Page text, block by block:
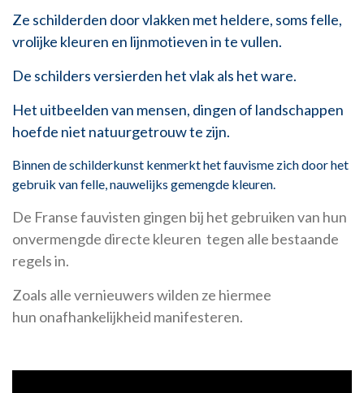
Ze schilderden door vlakken met heldere, soms felle,
vrolijke kleuren en lijnmotieven in te vullen.
De schilders versierden het vlak als het ware.
Het uitbeelden van mensen, dingen of landschappen
hoefde niet natuurgetrouw te zijn.
Binnen de schilderkunst kenmerkt het fauvisme zich door het
gebruik van felle, nauwelijks gemengde kleuren.
De Franse fauvisten gingen bij het gebruiken van hun
onvermengde directe kleuren tegen alle bestaande
regels in.
Zoals alle vernieuwers wilden ze hiermee
hun onafhankelijkheid manifesteren.